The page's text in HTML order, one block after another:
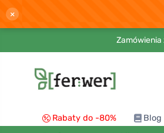
×
Zamówienia
Rabaty do -80% Blog